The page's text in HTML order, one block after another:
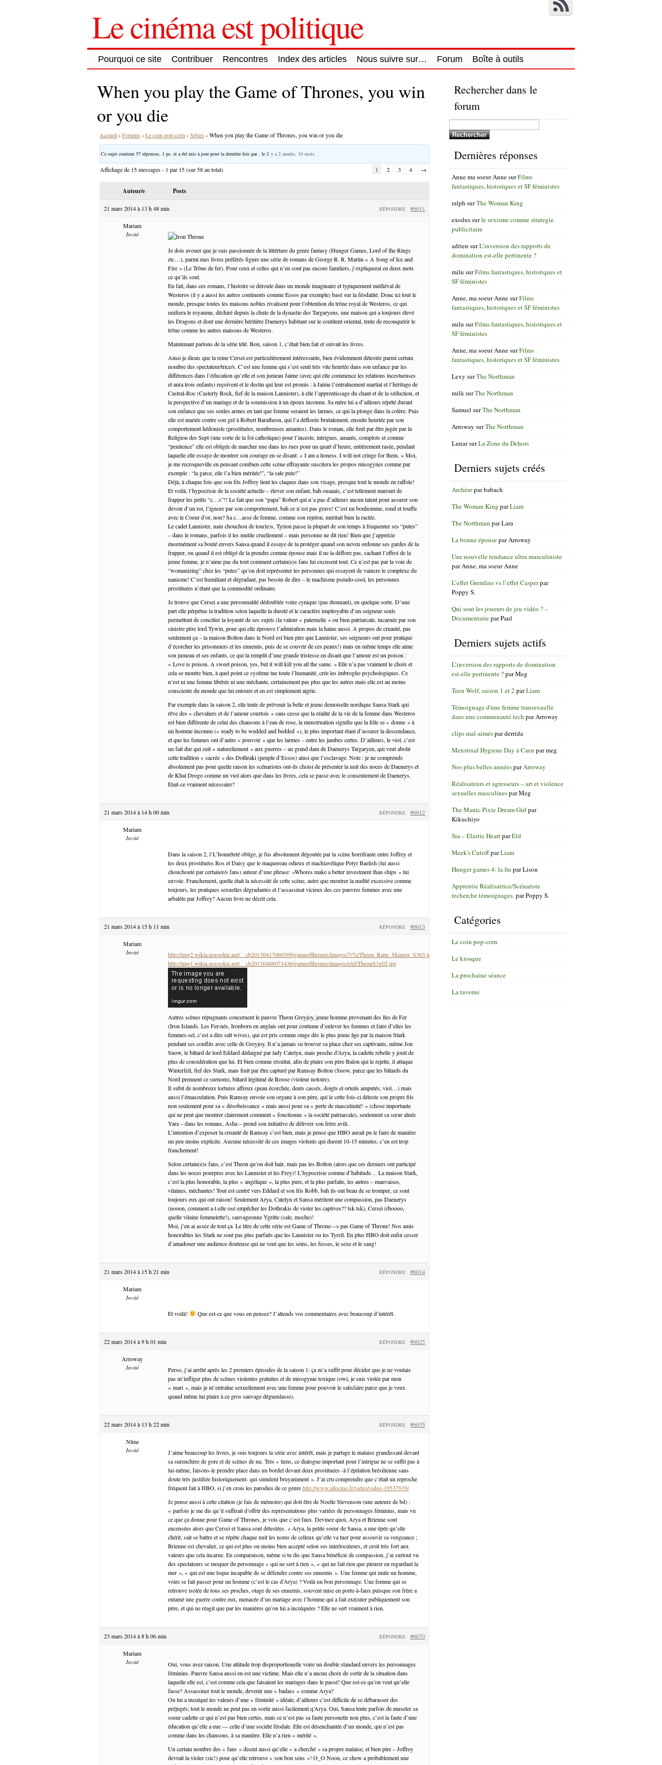
Le cinéma est politique
Pourquoi ce site Contribuer Rencontres Index des articles Nous suivre sur… Forum Boîte à outils
When you play the Game of Thrones, you win
or you die
Accueil› Forums › Le coin pop-corn › Séries › When you play the Game of Thrones, you win or you die
Ce sujet contient 57 réponses, 1 ps. et a été mis à jour pour la dernière fois par , le Il y a 2 années, 10 mois
Affichage de 15 messages - 1 par 15 (sur 58 au total) 1 2 3 4 →
Auteur/e Posts
21 mars 2014 à 13 h 48 min #6011
RÉPONDRE
Mariam
Invité
Je dois avouer que je suis passionnée de la littérture du genre fantasy (Hunger Games, Lord of the Rings
etc…), parmi mes livres préférés figure une série de romans de George R. R. Martin « A Song of Ice and
Fire » (Le Trône de fer). Pour ceux et celles qui n’en sont pas encore familiers, j’expliquerai en deux mots
ce qu’ils sont.
En fait, dans ces romans, l’histoire se déroule dans un monde imaginaire et typiquement médiéval de
Westeros (il y a aussi les autres continents comme Essos par exemple) basé sur la féodalité. Donc ici tout le
monde, presque toutes les maisons nobles rivalisent pour l’obtention du trône royal de Westeros, ce qui
unifiera le royaume, déchiré depuis la chute de la dynastie des Targaryens, une maison qui a toujours élevé
les Dragons et dont une dernière héritière Daenerys habitant sur le contitent oriental, tente de reconquérir le
trône comme les autres maisons de Westeros.
Maintenant parlons de la série télé. Bon, saison 1, c’était bien fait et suivait les livres.
Ainsi je dirais que la reine Cersei est particulièrement intéressante, bien évidemment détestée parmi certain
nombre des spectateur/trice/s. C’est une femme qui s’est senti très vite heurtée dans son enfance par les
différences dans l’éducation qu’elle et son jumeau Jaime (avec qui elle commence les relations incestueuses
et aura trois enfants) reçoivent et le destin qui leur est promis : à Jaime l’entraînement martial et l’héritage de
Castral-Roc (Casterly Rock, fief de la maison Lannister), à elle l’apprentissage du chant et de la séduction, et
la perspective d’un mariage et de la soumission à un époux inconnu. Sa mère lui a d’ailleurs répété durant
son enfance que ses seules armes en tant que femme seraient les larmes, ce qui la plonge dans la colère. Puis
elle est mariée contre son gré à Robert Baratheon, qui l’a déflorée brutalement, ensuite heurtée par son
comportement hédoniste (prostituées, nombreuses amantes). Dans le roman, elle finit par être jugée par la
Religion des Sept (une sorte de la foi catholique) pour l’inceste, intrigues, amants, complots et comme
“penitence” elle est obligée de marcher nue dans les rues pour un quart d’heure, entièrement rasée, pendant
laquelle elle essaye de montrer son courage en se disant: « I am a lioness. I will not cringe for them. » Moi,
je me recroqueville en pensant combien cette scène effrayante suscitera les propos misogynes comme par
exemple : “la garce, elle l’a bien méritée!”, “la sale pute!”
Déjà, à chaque fois que son fils Joffrey tient les claques dans son visage, presque tout le monde en raffole!
Et voilà, l’hypocrisie de la société actuelle – élever son enfant, bah ouaaais, c’est tellement marrant de
frapper les petits “c…s”!! Le fait que son “papa” Robert qui n’a pas d’ailleurs aucun talent pour assurer son
devoir d’un roi, l’ignore par son comportement, bah ce n’est pas grave! C’est un bonhomme, rond et touffu
avec le Coeur d’or, non? Sa c…asse de femme, comme son rejeton, méritait bien la raclée.
Le cadet Lannister, nain chouchou de tou(te)s, Tyrion passe la plupart de son temps à frequenter ses “putes”
– dans le romans, parfois il les mutile cruellement – mais personne ne dit rien! Bien que j’apprécie
énormément sa bonté envers Sansa quand il essaye de la protéger quand son neveu ordonne ses gardes de la
frapper, ou quand il est obligé de la prendre comme épouse mais il ne la déflore pas, sachant l’effroi de la
jeune femme, je n’aime pas du tout comment certain(e)s fans lui excusent tout. Ce n’est pas par la voie de
“womanizing” chez les “putes” qu’on doit représenter les personnes qui essayent de vaincre le complexe du
nanisme! C’est humiliant et dégradant, pas besoin de dire – le machisme pseudo-cool, les personnes
prostituées n’étant que la commodité ordinaire.
Je trouve que Cersei a une personnalité dédoublée voire cynique (pas étonnant), en quelque sorte. D’une
part elle pérpétue la tradition selon laquelle la dureté et le caractère impitoyable d’un seigneur seuls
permettent de concilier la loyauté de ses sujets (la valeur « paternelle » ou bien patriarcale, incarnée par son
sinistre père lord Tywin, pour qui elle éprouve l’admiration mais la haine aussi. A propos de cruauté, pas
seulement ça – la maison Bolton dans le Nord est bien pire que Lannister, ses seigneurs ont pour pratique
d’écorcher les prisonniers et les ennemis, puis de se couvrir de ces peaux!) mais en même temps elle aime
son jumeau et ses enfants, ce qui la remplit d’une grande tristesse en disant que l’amour est un poison :
« Love is poison. A sweet poison, yes, but it will kill you all the same. » Elle n’a pas vraiment le choix et
cela se montre bien, à quel point ce système tue toute l’humanité, crée les imbroglio psychologiques. Ce
n’est ni une femme libérée ni une méchante, certainement pas plus que les autres mais elle est au moins
consciente du monde que lui entoure et en est simplement aigrie.
Par exemple dans la saison 2, elle tente de prévenir la belle et jeune demoiselle nordique Sansa Stark qui
rêve des « chevaliers et de l’amour courtois » sans cesse que la réalité de la vie de la femme dans Westeros
est bien différente de celui des chansons à l’eau de rose, la menstruation signifie que la fille se « donne » à
un homme inconnu (« ready to be wedded and bedded »), le plus important étant d’assurer la descendance,
et que les femmes ont d’autre « pouvoir » que les larmes – entre les jambes certes. D’ailleurs, le viol, c’est
un fait dur qui suit « naturellement » aux guerres – au grand dam de Daenerys Targaryen, qui veut abolir
cette tradition « sacrée » des Dothraki (peuple d’Essos) ainsi que l’esclavage. Note : je ne comprends
absolument pas pour quelle raison les scénaristes ont-ils choisi de présenter la nuit des noces de Daenerys et
de Khal Drogo comme un viol alors que dans les livres, cela se passe avec le consentement de Daenerys.
Etait-ce vraiment nécessaire?
21 mars 2014 à 14 h 00 min #6012
RÉPONDRE
Mariam
Invité
Dans la saison 2, l’L’honnêteté oblige, je fus absolument dégoutée par la scène horrifiante entre Joffrey et
les deux prostituées Ros et Daisy que le maquereau odieux et machiavélique Petyr Baelish (lui aussi
chouchouté par certain/e/s fans) auteur d’une phrase: »Whores make a better investment than ships » lui
envoie. Franchement, quelle était la nécessité de cette scène, autre que montrer la nudité excessive comme
toujours, les pratiques sexuelles dégradantes et l’assassinat vicieux des ces pauvres femmes avec une
arbalète par Joffrey? Aucun livre ne décrit cela.
21 mars 2014 à 15 h 11 min #6013
RÉPONDRE
Mariam
Invité
http://img2.wikia.nocookie.net/__cb20130417060309/gameofthrones/images/7/7c/Theon_Rape_Skinner_S303.jpg
http://img1.wikia.nocookie.net/__cb20130408071436/gameofthrones/images/e/ef/TheonS3x02.jpg
Autres scènes répugnants concernent le pauvre Theon Greyjoy, jeune homme provenant des îles de Fer
(Iron Islands. Les Fer-nés, Ironborn en anglais ont pour coutume d’enlever les femmes et faire d’elles les
femmes-sel, c’est a dire salt wives), qui est pris comme otage dès le plus jeune âge par la maison Stark
pendant ses conflits avec celle de Greyjoy. Il n’a jamais su trouver sa place chez ses captivants, même Jon
Snow, le bâtard de lord Eddard dédaigné par lady Catelyn, mais proche d’Arya, la cadette rebelle y jouit de
plus de considération que lui. Et bien comme résultat, afin de plaire son père Balon qui le rejette, il attaque
Winterfell, fief des Stark, mais finit par être capturé par Ramsay Bolton (Snow, parce que les bâtards du
Nord prennent ce surnom), bâtard légitimé de Roose (violeur notoire).
Il subit de nombreux tortures affreux (peau écorchée, dents cassés, doigts et orteils amputés, viol…) mais
aussi l’émasculation. Puis Ramsay envoie son organe à son père, qui le cette fois-ci déteste son propre fils
non seulement pour sa « désobeissance » mais aussi pour sa « perte de masculinité! » (chose importante
qui ne peut que montrer clairement comment « fonctionne » la société patriarcale), seulement sa sœur aînée
Yara – dans les romans, Asha – prend son initiative de délivrer son frère avili.
L’intention d’exposer la cruauté de Ramsay c’est bien, mais je pense que HBO aurait pu le faire de manière
un peu moins explicite. Aucune nécessité de ces images violents qui durent 10-15 minutes, c’en est trop
franchement!
Selon certain(e)s fans, c’est Theon qu’on doit haïr, mais pas les Bolton (alors que ces derniers ont participé
dans les noces pourpres avec les Lannister et les Frey)! L’hypocrisie comme d’habitude… La maison Stark,
c’est la plus honorable, la plus « angélique », la plus pure, et la plus parfaite, les autres – mauvaises,
vilaines, méchantes! Tout est centré vers Eddard et son fils Robb, bah ils ont beau de se tromper, ce sont
toujours eux qui ont raison! Seulement Arya, Catelyn et Sansa méritent une compassion, pas Daenerys
(nooon, comment a-t-elle osé empêcher les Dothrakis de violer les captives?? tsk tsk), Cersei (rhoooo,
quelle vilaine femmelette!), sauvageonne Ygritte (sale, moche)!
Moi, j’en ai assez de tout ça. Le titre de cette série est Game of Throne—s pas Game of Throne! Nos amis
honorables les Stark ne sont pas plus parfaits que les Lannister ou les Tyrell. En plus HBO doit enfin cesser
d’amadouer une audience douteuse qui ne veut que les seins, les fesses, le sexe et le sang!
21 mars 2014 à 15 h 21 min #6014
RÉPONDRE
Mariam
Invité
Et voilà! Que est-ce que vous en pensez? J’attends vos commentaires avec beaucoup d’intérêt.
22 mars 2014 à 9 h 01 min #6025
RÉPONDRE
Arroway
Invité
Perso, j’ai arrêté après les 2 premiers épisodes de la saison 1: ça m’a suffit pour décider que je ne voulais
pas m’infliger plus de scènes violentes gratuites et de misogynie toxique (owi, je suis violée par mon
« mari », mais je m’entraîne sexuellement avec une femme pour pouvoir le satisfaire parce que je veux
quand même lui plaire à ce gros sauvage dégueulasse).
22 mars 2014 à 13 h 22 min #6035
RÉPONDRE
Nîme
Invité
J’aime beaucoup les livres, je suis toujours la série avec intérêt, mais je partage le malaise grandissant devant
sa surenchère de gore et de scènes de nu. Très « tiens, ce dialogue important pour l’intrigue ne se suffit pas à
lui-même, faisons-le prendre place dans un bordel devant deux prostituées -à l’épilation brésilienne sans
doute très justifiée historiquement- qui simulent bruyamment ». J’ai cru comprendre que c’était un reproche
fréquent fait à HBO, si j’en crois les parodies de ce genrehttp://www.allocine.fr/video/video-19537939/
Je pense aussi à cette citation (je fais de mémoire) qui doit être de Noelle Stevenson (une auteure de bd) :
« parfois je me dis qu’il suffirait d’offrir des représentations plus variées de personnages féminins, mais vu
ce que ça donne pour Game of Thrones, je vois que c’est faux. Devinez quoi, Arya et Brienne sont
encensées alors que Cersei et Sansa sont détestées. » Arya, la petite soeur de Sansa, a une épée qu’elle
chérit, sait se battre et se répète chaque nuit les noms de celleux qu’elle va tuer pour assouvir sa vengeance ;
Brienne est chevalier, ce qui est plus ou moins bien accepté selon ses interlocuteurs, et croit très fort aux
valeurs que cela incarne. En comparaison, même si tu dis que Sansa bénéficie de compassion, j’ai surtout vu
des spectateurs se moquer du personnage « qui ne sert à rien », « qui ne fait rien que pleurer en regardant la
mer », « qui est une loque incapable de se défendre contre ses ennemis ». Une femme qui imite un homme,
voire se fait passer pour un homme (c’est le cas d’Arya) ? Voilà un bon personnage. Une femme qui se
retrouve isolée de tous ses proches, otage de ses ennemis, souvent mise en porte-à-faux puisque son frère a
entamé une guerre contre eux, menacée d’un mariage avec l’homme qui a fait exécuter publiquement son
père, et qui ne réagit que par les manières qu’on lui a inculquées ? Elle ne sert vraiment à rien.
23 mars 2014 à 8 h 06 min #6070
RÉPONDRE
Mariam
Invité
Oui, vous avez raison. Une attitude trop disproportionelle voire un double standard envers les personnages
féminins. Pauvre Sansa aussi en est une victime. Mais elle n’a aucun choix de sortir de la situation dans
laquelle elle est, c’est comme cela que faisaient les mariages dans le passé! Que est-ce qu’on veut qu’elle
fasse? Assassiner tout le monde, devenir une « badass » comme Arya?
On lui a inculqué les valeurs d’une « féminité » idéale, d’ailleurs c’est difficile de se débarasser des
préjugés; tout le monde ne peut pas en sortir aussi facilement q’Arya. Oui, Sansa tente parfois de museler sa
soeur cadette ce qui n’est pas bien certes, mais ce n’est pas sa faute personelle non plus, c’est la faute d’une
éducation qu’elle a eue — celle d’une société féodale. Elle est désenchantée d’un monde, qui n’est pas
comme dans les chansons, à sa manière. Elle n’a rien « mérité ».
Un certain nombre des « fans » disent aussi qu’elle « a cherché » sa propre malaise, et bien pire – Joffrey
devrait la violer (sic!) pour qu’elle retrouve « son bon sens »! O_O Noon, ce show a probablement une
Rechercher dans le
forum
Dernières réponses
Anne ma soeur AnnesurFilms
fantastiques, historiques et SF féministes
ralph surThe Woman King
exodussurle sexisme comme strategie
publicitaire
adrien surL’inversion des rapports de
domination est-elle pertinente ?
milu surFilms fantastiques, historiques et
SF féministes
Anne, ma soeur AnnesurFilms
fantastiques, historiques et SF féministes
milu surFilms fantastiques, historiques et
SF féministes
Anne, ma soeur AnnesurFilms
fantastiques, historiques et SF féministes
Lexy surThe Northman
milù surThe Northman
Samuel surThe Northman
Arroway surThe Northman
LunarsurLa Zone du Dehors
Derniers sujets créés
Archèreparbabach
The Woman King parLiam
The Northman parLara
La bonne épouseparArroway
Une nouvelle tendance ultra masculiniste
parAnne, ma soeur Anne
L’effet Gremlins vs l’effet Casperpar
Poppy S.
Qui sont les joueurs de jeu vidéo ? –
DocumentaireparPaul
Derniers sujets actifs
L’inversion des rapports de domination
est-elle pertinente ?parMeg
Teen Wolf, saison 1 et 2 parLiam
Témoignage d'une femme transexuelle
dans une communauté tech parArroway
clips mal-aimésparderrida
Menstrual Hygiene Day à Caen parmeg
Nos plus belles annéesparArroway
Réalisateurs et agresseurs – art et violence
sexuelles masculinesparMeg
The Manic Pixie Dream Girl par
Kikuchiyo
Sia – Elastic HeartparEld
Meek's CutoffparLiam
Hunger games 4: la fin parLison
Apprentie Réalisatrice/Scénariste
recherche témoignages. parPoppy S.
Catégories
Le coin pop-corn
Le kiosque
La prochaine séance
La taverne